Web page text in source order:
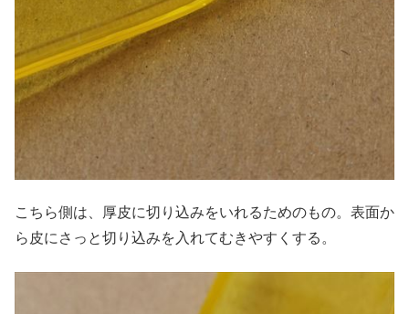
こちら側は、厚皮に切り込みをいれるためのもの。表面か
ら皮にさっと切り込みを入れてむきやすくする。